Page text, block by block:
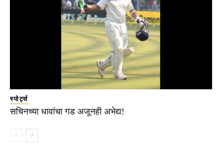
स्पोर्ट्स
सचिनच्या धावांचा गड अजूनही अभेद्य!